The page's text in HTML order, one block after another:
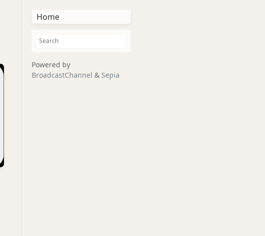
Home
Powered by
BroadcastChannel & Sepia